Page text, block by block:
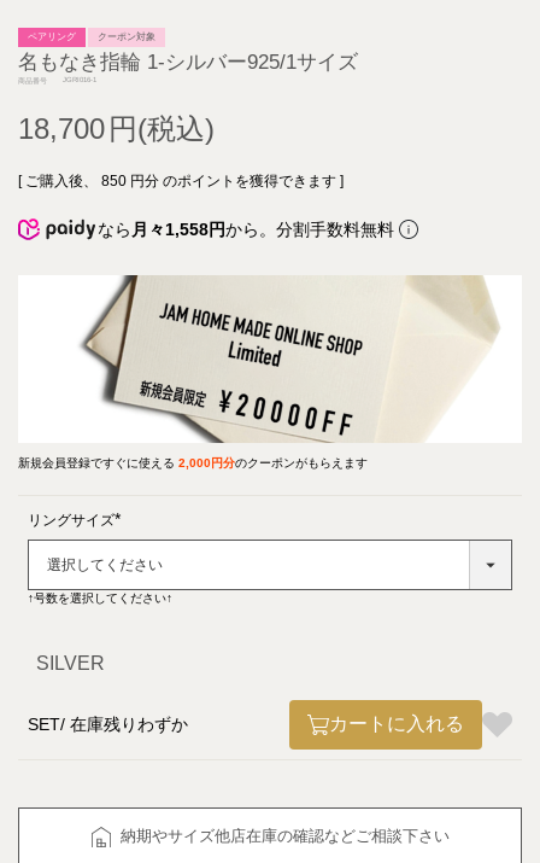
ペアリング クーポン対象
名もなき指輪 1-シルバー925/1サイズ
商品番号 JGRI016-1
18,700
[ ご購入後、 850 円分 のポイントを獲得できます ]
なら 月々1,558円から。分割手数料無料
新規会員登録ですぐに使える 2,000円分のクーポンがもらえます
リングサイズ
↑号数を選択してください↑
SILVER
SET 在庫残りわずか カートに入れる
納期やサイズ他店在庫の確認などご相談下さい